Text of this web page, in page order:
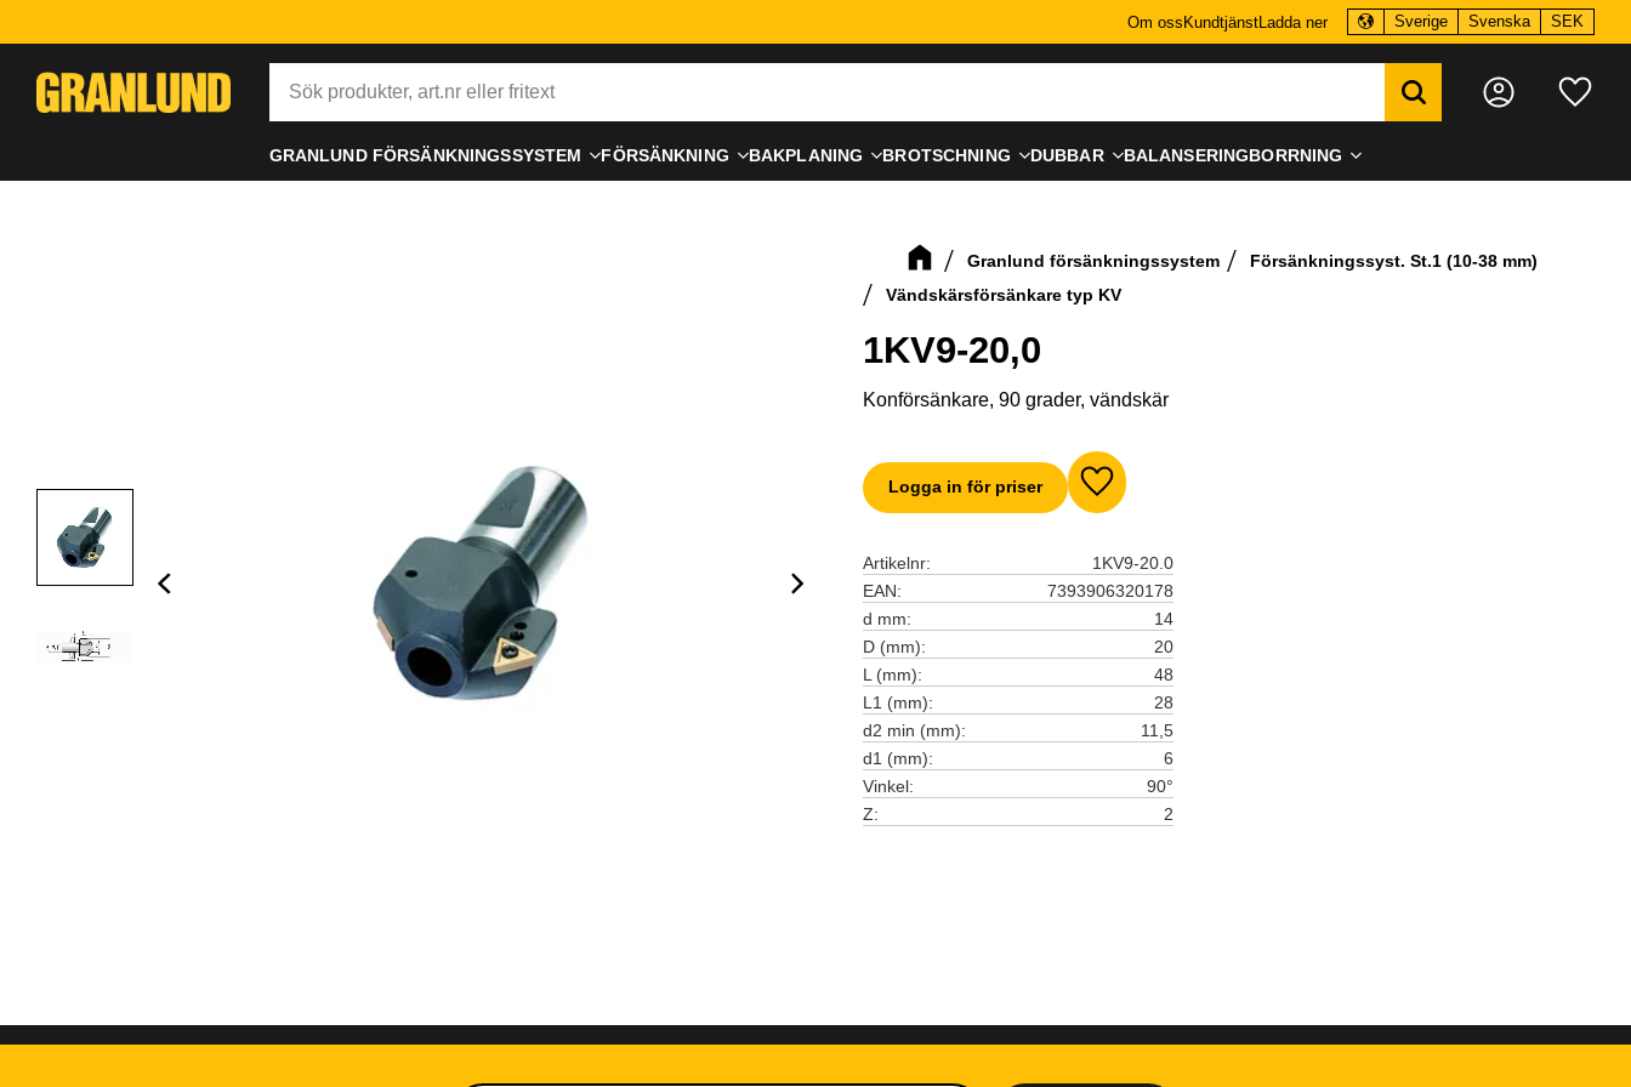
Om oss KundtjänstLadda ner Sverige Svenska SEK
GRANLUND FÖRSÄNKNINGSSYSTEM FÖRSÄNKNING BAKPLANING BROTSCHNING DUBBAR BALANSERINGBORRNING
Granlund försänkningssystem
Försänkningssyst. St.1 (10-38 mm)
Vändskärsförsänkare typ KV
1KV9-20,0
Konförsänkare, 90 grader, vändskär
Logga in för priser Lägg till i favoriter
Artikelnr
1KV9-20.0
EAN
7393906320178
d mm
14
D (mm)
20
L (mm)
48
L1 (mm)
28
d2 min (mm)
11,5
d1 (mm)
6
Vinkel
90°
Z
2